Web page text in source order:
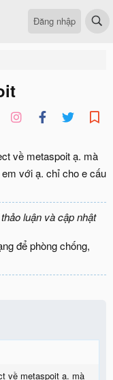
Đăng nhập
về metaspoit ạ. mà
với ạ. chỉ cho e cấu
luận và cập nhật
để phòng chống,
về metaspoit ạ. mà